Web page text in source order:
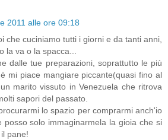
2011 alle ore 09:18
che cuciniamo tutti i giorni e da tanti anni,
la va o la spacca...
dalle tue preparazioni, soprattutto le più
mi piace mangiare piccante(quasi fino al
marito vissuto in Venezuela che ritrova
sapori del passato.
lo spazio per comprarmi anch'io
posso solo immaginarmela la gioia che si
pane!